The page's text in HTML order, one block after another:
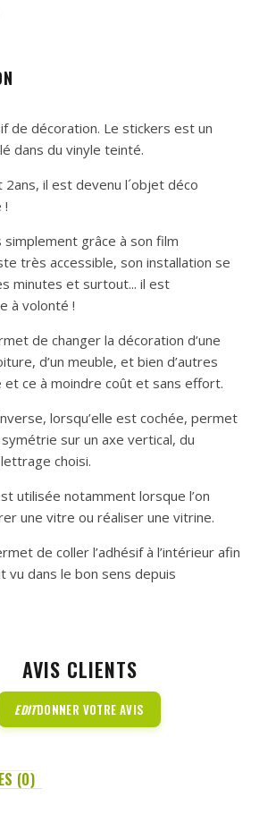
de décoration. Le stickers est un
dans du vinyle teinté.
il est devenu l´objet déco
!
grâce à son film
très accessible, son installation se
minutes et surtout... il est
à volonté !
de changer la décoration d’une
d’un meuble, et bien d’autres
et ce à moindre coût et sans effort.
lorsqu’elle est cochée, permet
sur un axe vertical, du
choisi.
utilisée notamment lorsque l’on
une vitre ou réaliser une vitrine.
de coller l’adhésif à l’intérieur afin
vu dans le bon sens depuis
AVIS CLIENTS
EDITDONNER VOTRE AVIS
(0)